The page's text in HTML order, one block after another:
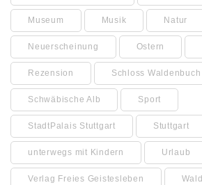
Museum Musik Natur
Neuerscheinung Ostern
Rezension Schloss Waldenbuch
Schwäbische Alb Sport
StadtPalais Stuttgart Stuttgart
unterwegs mit Kindern Urlaub
Verlag Freies Geistesleben Wald